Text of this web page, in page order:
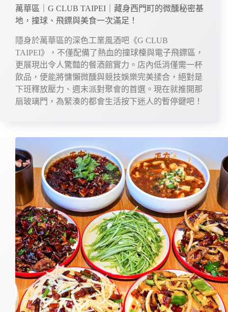
萬華區｜G CLUB TAIPEI｜藏身西門町的微醺秘密基
地，撞球、飛鏢與美食一次滿足！
隱身於萬華區的深色工業風酒吧《G CLUB
TAIPEI》，不僅配備了熱血的撞球檯與電子飛鏢區，
更展現出令人驚豔的餐酒館實力。店內低消僅需一杯
飲品，便能將慵懶微醺與競技娛樂完美揉合，絕對是
下班釋放壓力、週末派對聚會的首選。現在就推開那
扇玻璃門，為緊湊的都會生活按下迷人的暫停鍵吧！